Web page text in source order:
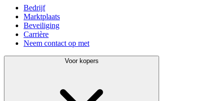
Bedrijf
Marktplaats
Beveiliging
Carrière
Neem contact op met
Voor kopers